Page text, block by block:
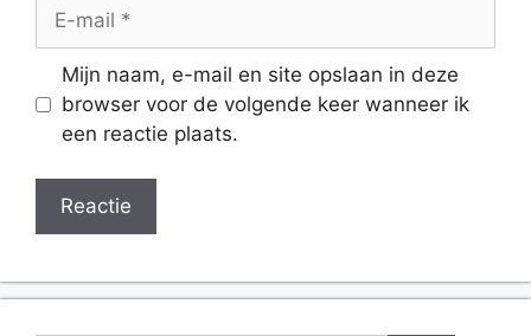
mail
Website
Mijn naam, e-mail en site opslaan in deze
browser voor de volgende keer wanneer ik
een reactie plaats.